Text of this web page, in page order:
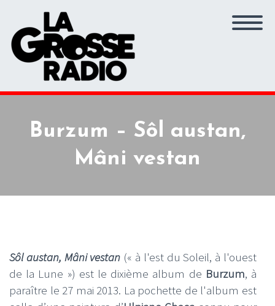
Burzum – Sôl austan,
Mâni vestan
Sôl austan, Mâni vestan (« à l'est du Soleil, à l'ouest
de la Lune ») est le dixième album de Burzum, à
paraître le 27 mai 2013. La pochette de l'album est